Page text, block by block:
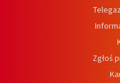
Zgłoś